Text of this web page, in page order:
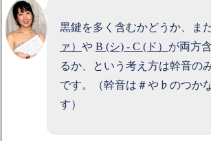
黒鍵を多く含むかどうか、ま
ァ） や B (シ) - C (ド） が両方
るか、という考え方は幹音の
です。（幹音は＃や♭のつか
す）